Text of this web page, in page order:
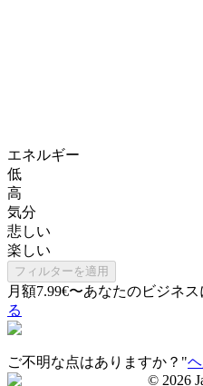
エネルギー
低
高
気分
悲しい
楽しい
フィルターを適用
月額7.99€〜あなたのビジネ
る
ご不明な点はありますか？"
© 2026